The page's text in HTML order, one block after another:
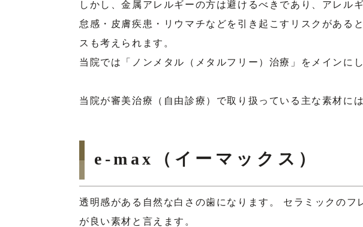
しかし、金属アレルギーの方は避けるべきであり、アレル
怠感・皮膚疾患・リウマチなどを引き起こすリスクがある
スも考えられます。
当院では「ノンメタル（メタルフリー）治療」をメインに
当院が審美治療（自由診療）で取り扱っている主な素材に
e-max（イーマックス）
透明感がある自然な白さの歯になります。 セラミックの
が良い素材と言えます。